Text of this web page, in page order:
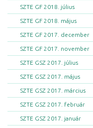
SZTE GF 2018. július
SZTE GF 2018. május
SZTE GF 2017. december
SZTE GF 2017. november
SZTE GSZ 2017. július
SZTE GSZ 2017. május
SZTE GSZ 2017. március
SZTE GSZ 2017. február
SZTE GSZ 2017. január